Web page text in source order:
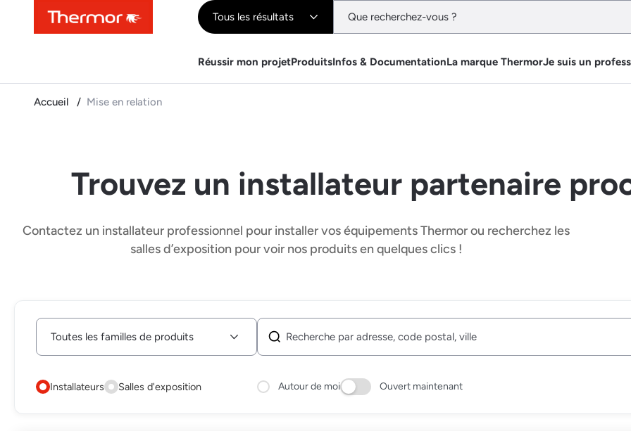
ContenuMenuRecherche Tous les résultats
Réussir mon projetProduitsInfos & DocumentationLa marque ThermorJe suis un
Accueil Mise en relation
Trouvez un installateur partenaire
Contactez un installateur professionnel pour installer vos équipements Thermor ou recherchez les
salles d’exposition pour voir nos produits en quelques clics !
Installateurs Salles d'exposition Autour de moi Ouvert maintenant